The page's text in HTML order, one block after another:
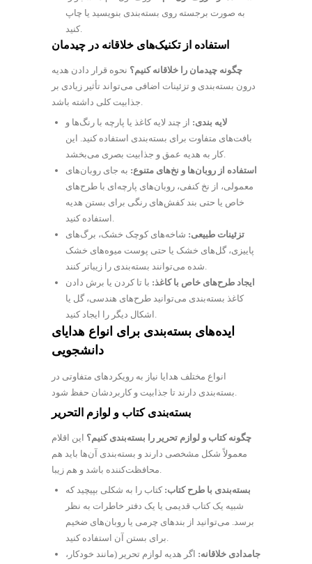
به صورت برجسته روی بسته‌بندی بنویسید یا چاپ
کنید.
استفاده از تکنیک‌های خلاقانه در چیدمان
چگونه چیدمان را خلاقانه کنیم؟ نحوه قرار دادن هدیه
درون بسته‌بندی و تزئینات اضافی می‌تواند تأثیر زیادی بر
لایه بندی: از چند لایه کاغذ یا پارچه با رنگ‌ها و
بافت‌های متفاوت برای بسته‌بندی استفاده کنید. این
کار به هدیه عمق و جذابیت بصری می‌بخشد.
استفاده از روبان‌ها و نخ‌های متنوع: به جای روبان‌های
معمولی، از نخ کنفی، روبان‌های پارچه‌ای با طرح‌های
خاص یا حتی بند کفش‌های رنگی برای بستن هدیه
استفاده کنید.
تزئینات طبیعی: شاخه‌های کوچک خشک، برگ‌های
پاییزی، گل‌های خشک یا حتی پوست میوه‌های خشک
شده می‌توانند بسته‌بندی را زیباتر کنند.
ایجاد طرح‌های خاص با کاغذ: با تا کردن یا برش دادن
کاغذ بسته‌بندی می‌توانید طرح‌های هندسی، گل یا
اشکال دیگر را ایجاد کنید.
ایده‌های بسته‌بندی برای انواع هدایای
دانشجویی
انواع مختلف هدایا نیاز به رویکردهای متفاوتی در
بسته‌بندی کتاب و لوازم التحریر
چگونه کتاب و لوازم تحریر را بسته‌بندی کنیم؟ این اقلام
معمولاً شکل مشخصی دارند و بسته‌بندی آن‌ها باید هم
بسته‌بندی با طرح کتاب: کتاب را به شکلی بپیچید که
شبیه یک کتاب قدیمی یا یک دفتر خاطرات به نظر
برسد. می‌توانید از بندهای چرمی یا روبان‌های ضخیم
برای بستن آن استفاده کنید.
جامدادی خلاقانه: اگر هدیه لوازم تحریر (مانند خودکار،